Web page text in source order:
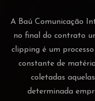
A Baú Comunicação
no final do contrato
clipping é um
constante de
coletadas
determinada